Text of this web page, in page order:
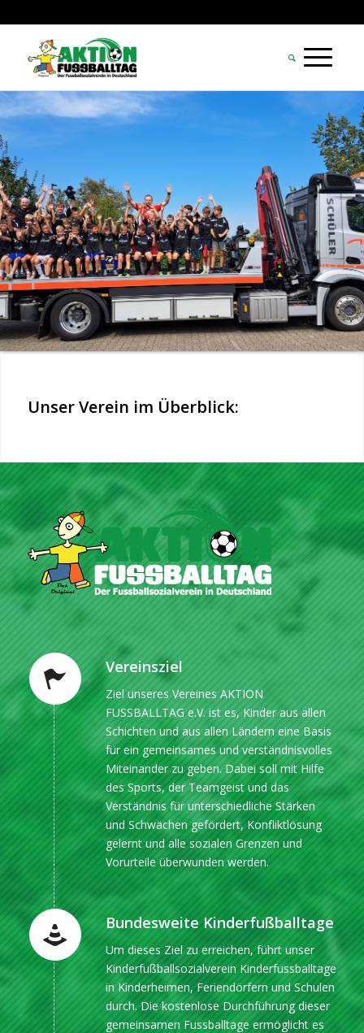
Unser Verein im Überblick:
Vereinsziel
Ziel unseres Vereines AKTION
FUSSBALLTAG e.V. ist es, Kinder aus allen
Schichten und aus allen Ländern eine Basis
für ein gemeinsames und verständnisvolles
Miteinander zu geben. Dabei soll mit Hilfe
des Sports, der Teamgeist und das
Verständnis für unterschiedliche Stärken
und Schwächen gefördert, Konfliktlösung
gelernt und alle sozialen Grenzen und
Vorurteile überwunden werden.
Bundesweite Kinderfußballtage
Um dieses Ziel zu erreichen, führt unser
Kinderfußballsozialverein Kinderfussballtage
in Kinderheimen, Feriendörfern und Schulen
durch. Die kostenlose Durchführung dieser
gemeinsamen Fussballtage ermöglicht es